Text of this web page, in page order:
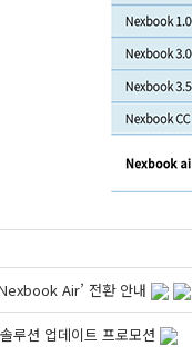
Air’ 전환 안내
루션 업데이트 프로모션